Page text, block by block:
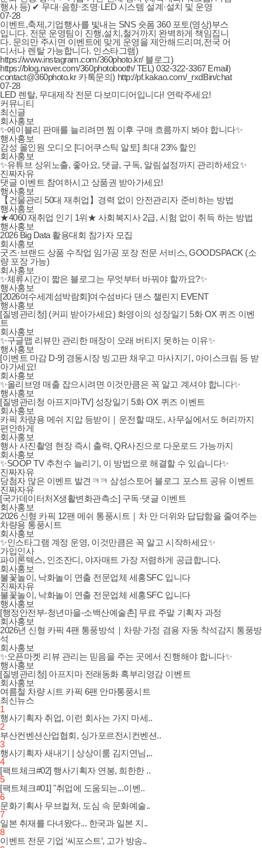
행사 등) ✔ 무대·음향·조명·LED 시스템 설계·설치 및 운영
07-28
이벤트,축제,기업행사를 빛내는 SNS 숏폼 360 포토(영상)부스
입니다. 전문 운영팀이 진행,설치,철거까지 완벽하게 책임집니
다. 문의만 주시면 이벤트에 맞게 운영을 제안해드리며,전국 어
디서나 렌탈 가능합니다. 인스타그램)
https://www.instagram.com/360photo.kr/ 블로그)
https://blog.naver.com/360photobooth/ TEL) 032-322-3367 Email)
contact@360photo.kr 카톡문의) http://pf.kakao.com/_rxdBin/chat
07-28
LED 렌탈, 무대제작 전문 다보미디어입니다! 연락주세요!
커뮤니티
최신글
회사홍보
✨에이블리 판매를 늘리려면 찜 이후 구매 흐름까지 봐야 합니다✨
행사홍보
감성 올인원 오디오 [디어쿠스틱 알토] 최대 23% 할인
회사홍보
✨유튜브 상위노출, 좋아요, 댓글, 구독, 알림설정까지 관리하세요✨
진짜자유
댓글 이벤트 참여하시고 상품권 받아가세요!
행사홍보
【건물관리 50대 재취업】경력 없이 안전관리자 준비하는 방법
행사홍보
★4060 재취업 인기 1위★ 사회복지사 2급, 시험 없이 취득 하는 방법
행사홍보
2026 Big Data 활용대회 참가자 모집
회사홍보
굿즈·브랜드 상품 수작업 임가공 포장 전문 서비스, GOODSPACK (소
량 포장 가능)
회사홍보
✨체류시간이 짧은 블로그는 무엇부터 바꿔야 할까요?✨
행사홍보
[2026여수세계섬박람회]여수섬바다 댄스 챌린지 EVENT
행사홍보
[질병관리청] (커피 받아가세요) 화영이의 성장일기 5화 OX 퀴즈 이벤
트
회사홍보
✨구글맵 리뷰만 관리한 매장이 오래 버티지 못하는 이유✨
행사홍보
[이벤트 마감 D-9] 경동시장 빙고판 채우고 마사지기, 아이스크림 등 받
아가세요!
회사홍보
✨올리브영 매출 잡으시려면 이것만큼은 꼭 알고 계셔야 합니다✨
행사홍보
[질병관리청 아프지마TV] 성장일기 5화 OX 퀴즈 이벤트
회사홍보
카픽 차량용 메쉬 지압 등받이｜운전할 때도, 사무실에서도 허리까지
편안하게
회사홍보
행사 사진촬영 현장 즉시 출력, QR사진으로 다운로드 가능까지
회사홍보
✨SOOP TV 추천수 늘리기, 이 방법으로 해결할 수 있습니다✨
진짜자유
당첨자 많은 이벤트 발견ㅋㅋ 삼성스토어 블로그 포스트 공유 이벤트
진짜자유
[국가데이터처X생활변화관측소] 구독·댓글 이벤트
회사홍보
2026 신형 카픽 12팬 메쉬 통풍시트｜차 안 더위와 답답함을 줄여주는
차량용 통풍시트
회사홍보
✨인스타그램 계정 운영, 이것만큼은 꼭 알고 시작하세요✨
가입인사
파이론텍스, 인조잔디, 야자매트 가장 저렴하게 공급합니다.
회사홍보
불꽃놀이, 낙화놀이 연출 전문업체 세홍SFC 입니다
진짜자유
불꽃놀이, 낙화놀이 연출 전문업체 세홍SFC 입니다
행사홍보
[행정안전부-청년마을-소백산예술촌] 무료 주말 기획자 과정
회사홍보
2026년 신형 카픽 4팬 통풍방석｜차량·가정 겸용 자동 착석감지 통풍방
석
회사홍보
✨오픈마켓 리뷰 관리는 믿음을 주는 곳에서 진행해야 합니다✨
행사홍보
[질병관리청] 아프지마 전래동화 혹부리영감 이벤트
회사홍보
여름철 차량 시트 카픽 6팬 안마통풍시트
최신뉴스
1
행사기획자 취업, 이런 회사는 가지 마세..
2
부산컨벤션산업협회, 싱가포르전시컨벤션..
3
행사기획자 새내기 | 상상이룸 김지연님,..
4
[팩트체크#02] 행사기획자 연봉, 희한한 ..
5
[팩트체크#01] "취업에 도움되는...이벤..
6
문화기획사 무브컬쳐, 도심 속 문화예술..
7
일본 취재를 다녀왔다... 한국과 일본 지..
8
이벤트 전문 기업 ‘씨포스트’, 고가 방송..